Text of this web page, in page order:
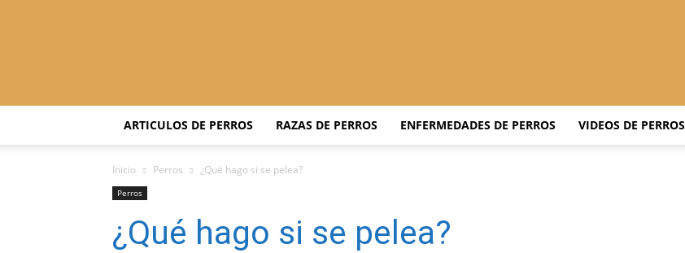
Adiestrar
ARTICULOS DE PERROS RAZAS DE PERROS ENFERMEDADES DE PERROS VIDEOS DE PERROS
Inicio Perros ¿Qué hago si se pelea?
Perros
¿Qué hago si se pelea?